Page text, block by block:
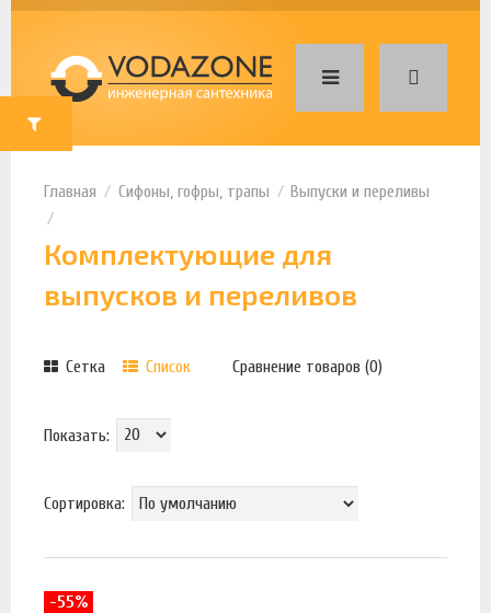
Сифоны, гофры, трапы Выпуски и переливы
Комплектующие для
выпусков и переливов
Сетка Список Сравнение товаров (0)
Показать:
Сортировка:
-55%